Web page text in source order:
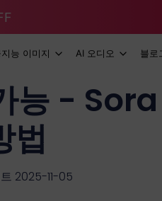
능 이미지 AI 오디오 블로
능 -
법
2025-11-05